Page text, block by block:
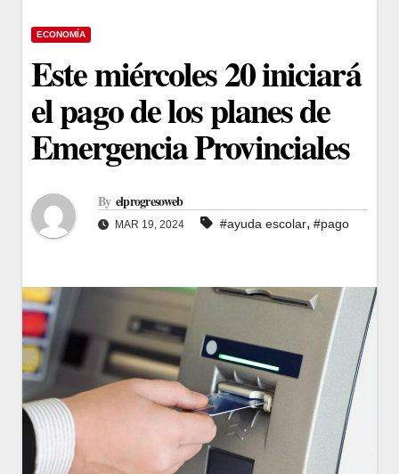
ECONOMÍA
Este miércoles 20 iniciará
el pago de los planes de
Emergencia Provinciales
By elprogresoweb
MAR 19, 2024 #ayuda escolar, #pago